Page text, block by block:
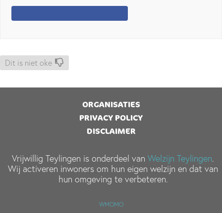
Dit is niet oke
ORGANISATIES
PRIVACY POLICY
DISCLAIMER
Vrijwillig Teylingen is onderdeel vanWelzijn Teylingen.
Wij activeren inwoners om hun eigen welzijn en dat van
hun omgeving te verbeteren.
WMOMO